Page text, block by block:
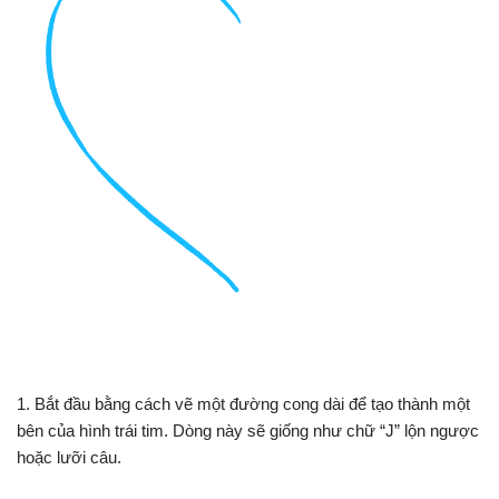
1. Bắt đầu bằng cách vẽ một đường cong dài để tạo thành một
bên của hình trái tim. Dòng này sẽ giống như chữ “J” lộn ngược
hoặc lưỡi câu.